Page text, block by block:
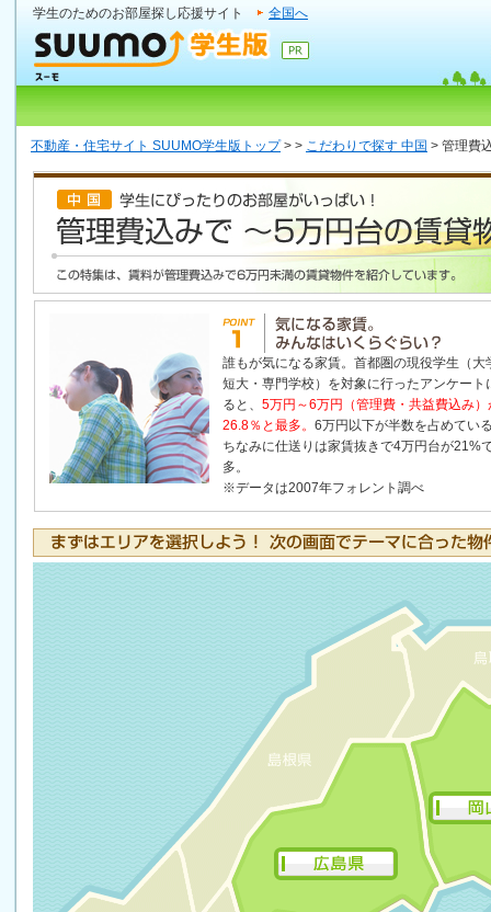
学生のためのお部屋探し応援サイト 全国へ
不動産・住宅サイト SUUMO学生版トップ> > こだわりで探す 中国 > 管理費
誰もが気になる家賃。首都圏の現役学生（大
短大・専門学校）を対象に行ったアンケート
ると、 5万円～6万円（管理費・共益費込み）
26.8％と最多。 6万円以下が半数を占めてい
ちなみに仕送りは家賃抜きで4万円台が21%
多。
※データは2007年フォレント調べ